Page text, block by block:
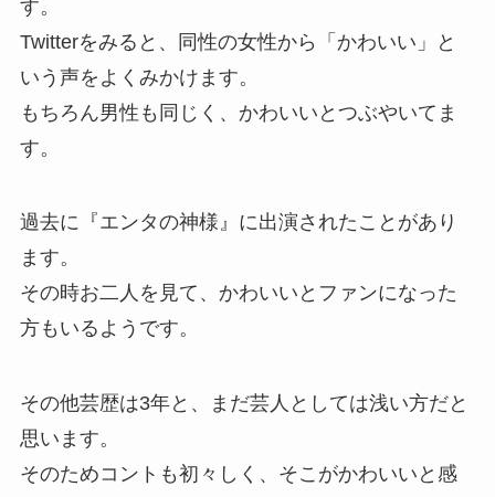
す。
Twitterをみると、同性の女性から「かわいい」と
いう声をよくみかけます。
もちろん男性も同じく、かわいいとつぶやいてま
す。
過去に『エンタの神様』に出演されたことがあり
ます。
その時お二人を見て、かわいいとファンになった
方もいるようです。
その他芸歴は3年と、まだ芸人としては浅い方だと
思います。
そのためコントも初々しく、そこがかわいいと感